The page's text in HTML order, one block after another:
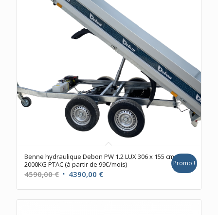
Benne hydraulique Debon PW 1.2 LUX 306 x 155 cm
2000KG PTAC (à partir de 99€/mois)
4590,00€ Le
initial
4390,00 €Le
actuel
Promo !